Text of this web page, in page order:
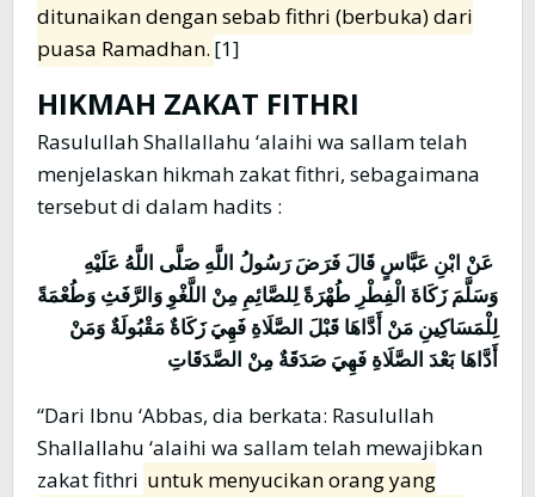
ditunaikan dengan sebab fithri (berbuka) dari
puasa Ramadhan. [1]
HIKMAH ZAKAT FITHRI
Rasulullah Shallallahu ‘alaihi wa sallam telah
menjelaskan hikmah zakat fithri, sebagaimana
tersebut di dalam hadits :
عَنْ ابْنِ عَبَّاسٍ قَالَ فَرَضَ رَسُولُ اللَّهِ صَلَّى اللَّهُ عَلَيْهِ
وَسَلَّمَ زَكَاةَ الْفِطْرِ طُهْرَةً لِلصَّائِمِ مِنْ اللَّغْوِ وَالرَّفَثِ وَطُعْمَةً
لِلْمَسَاكِينِ مَنْ أَدَّاهَا قَبْلَ الصَّلَاةِ فَهِيَ زَكَاةٌ مَقْبُولَةٌ وَمَنْ
أَدَّاهَا بَعْدَ الصَّلَاةِ فَهِيَ صَدَقَةٌ مِنْ الصَّدَقَاتِ
“Dari Ibnu ‘Abbas, dia berkata: Rasulullah
Shallallahu ‘alaihi wa sallam telah mewajibkan
zakat fithri untuk menyucikan orang yang